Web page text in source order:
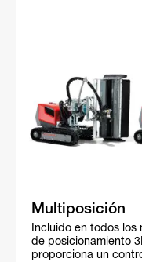
Multiposición
Incluido en todos los
de posicionamiento
proporciona un